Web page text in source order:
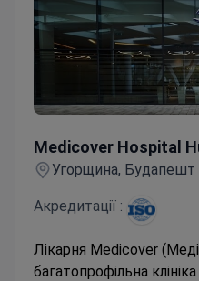
Medicover Hospital
Угорщина, Будапешт
Акредитації :
Лікарня Medicover
багатопрофільна